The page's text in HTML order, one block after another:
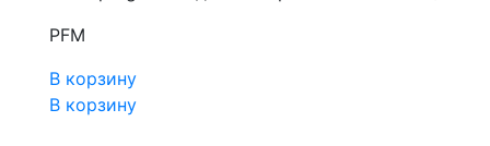
PFM
В корзину
В корзину